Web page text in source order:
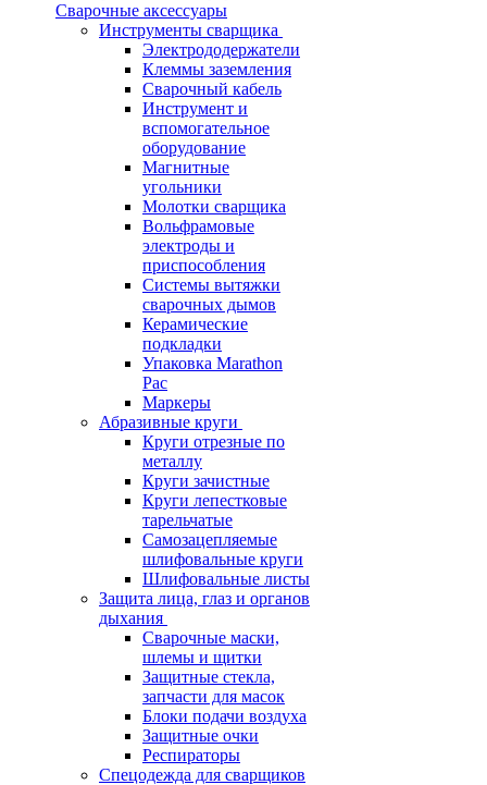
Сварочные аксессуары
Инструменты сварщика
Электрододержатели
Клеммы заземления
Сварочный кабель
Инструмент и
вспомогательное
оборудование
Магнитные
угольники
Молотки сварщика
Вольфрамовые
электроды и
приспособления
Системы вытяжки
сварочных дымов
Керамические
подкладки
Упаковка Marathon
Pac
Маркеры
Абразивные круги
Круги отрезные по
металлу
Круги зачистные
Круги лепестковые
тарельчатые
Самозацепляемые
шлифовальные круги
Шлифовальные листы
Защита лица, глаз и органов
дыхания
Сварочные маски,
шлемы и щитки
Защитные стекла,
запчасти для масок
Блоки подачи воздуха
Защитные очки
Респираторы
Спецодежда для сварщиков